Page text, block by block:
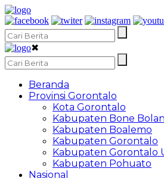
✖
Beranda
Provinsi Gorontalo
Kota Gorontalo
Kabupaten Bone
Kabupaten Boalemo
Kabupaten Gorontalo
Kabupaten Gorontalo
Kabupaten Pohuato
Nasional